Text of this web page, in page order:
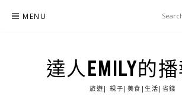
MENU
達人EMILY的
旅遊| 親子|美食|生活|省錢